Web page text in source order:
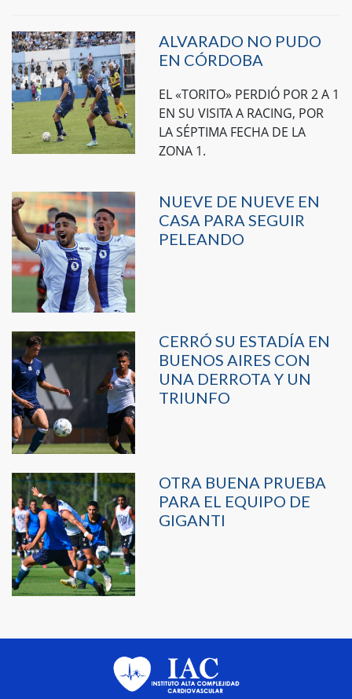
ALVARADO NO PUDO
EN CÓRDOBA
EL «TORITO» PERDIÓ POR 2 A 1
EN SU VISITA A RACING, POR
LA SÉPTIMA FECHA DE LA
ZONA 1.
NUEVE DE NUEVE EN
CASA PARA SEGUIR
PELEANDO
CERRÓ SU ESTADÍA EN
BUENOS AIRES CON
UNA DERROTA Y UN
TRIUNFO
OTRA BUENA PRUEBA
PARA EL EQUIPO DE
GIGANTI